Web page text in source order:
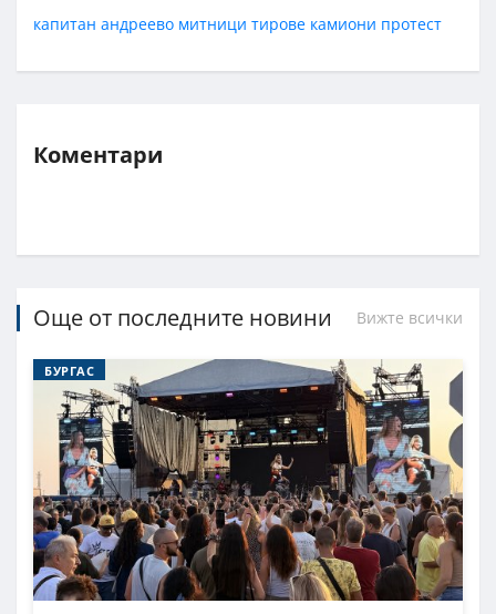
капитан андреево митници тирове камиони протест
Коментари
Още от последните новини Вижте всички
БУРГАС